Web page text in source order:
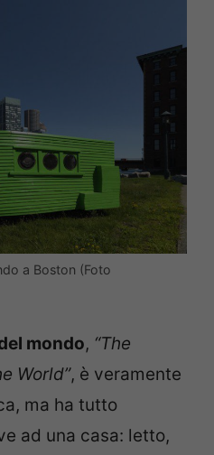
a Boston (Foto
mondo, “The
World”, è veramente
ma ha tutto
ad una casa: letto,